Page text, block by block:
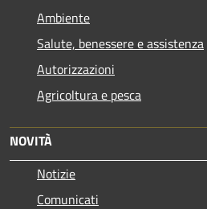
Ambiente
Salute, benessere e assistenza
Autorizzazioni
Agricoltura e pesca
NOVITÀ
Notizie
Comunicati